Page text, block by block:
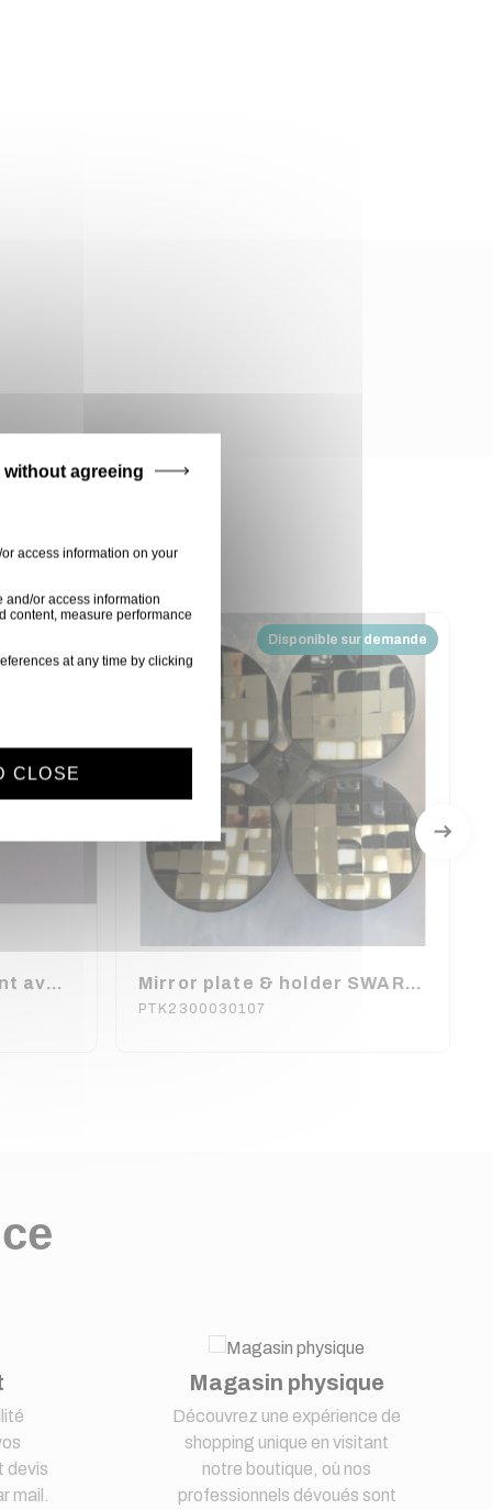
demande
Carte de remplacement avec micro pour GIGBAR2
Disponible sur demande
Mirror plate & holder SWARM WASH FX CHAUVET
PTK2300030107
devis
mail.
Magasin physique
Découvrez une expérience de
shopping unique en visitant
notre boutique, où nos
professionnels dévoués sont
access information on your
and/or access information
content, measure performance
at any time by clicking
agreeing
CLOSE